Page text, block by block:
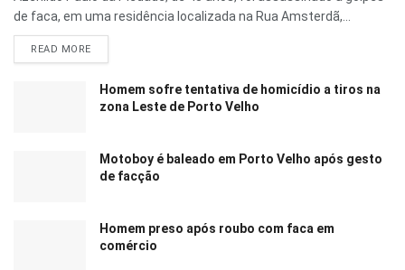
de faca, em uma residência localizada na Rua Amsterdã,...
READ MORE
Homem sofre tentativa de homicídio a tiros na
zona Leste de Porto Velho
Motoboy é baleado em Porto Velho após gesto
de facção
Homem preso após roubo com faca em
comércio